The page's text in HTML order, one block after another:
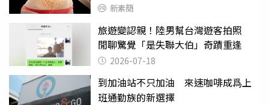
新素簡
旅遊變認親！陸男幫台灣遊客拍照
閒聊驚覺「是失聯大伯」奇蹟重逢
2026-07-18
到加油站不只加油 來速咖啡成爲上
班通勤族的新選擇